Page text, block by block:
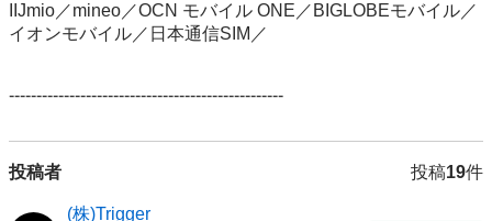
IIJmio／mineo／OCN モバイル ONE／BIGLOBEモバイル／
イオンモバイル／日本通信SIM／
--------------------------------------------------
投稿者 投稿19件
(株)Trigger